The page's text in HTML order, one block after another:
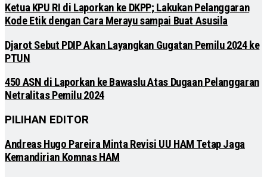
Ketua KPU RI di Laporkan ke DKPP; Lakukan Pelanggaran
Kode Etik dengan Cara Merayu sampai Buat Asusila
Djarot Sebut PDIP Akan Layangkan Gugatan Pemilu 2024 ke
PTUN
450 ASN di Laporkan ke Bawaslu Atas Dugaan Pelanggaran
Netralitas Pemilu 2024
PILIHAN EDITOR
Andreas Hugo Pareira Minta Revisi UU HAM Tetap Jaga
Kemandirian Komnas HAM